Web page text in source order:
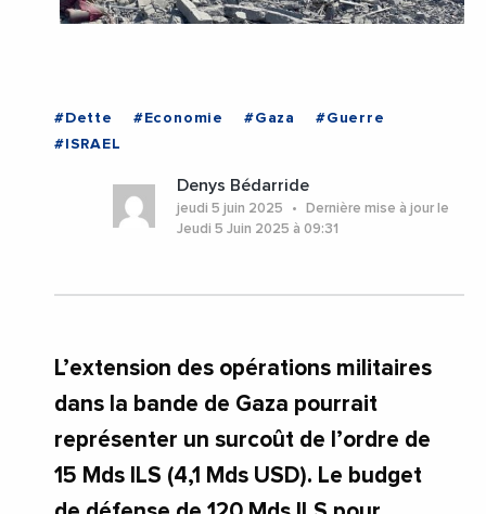
#Dette #Economie #Gaza
#Guerre
#ISRAEL
Denys Bédarride
jeudi 5 juin 2025
Dernière mise à jour le
Jeudi 5 Juin 2025 à 09:31
L’extension des opérations militaires
dans la bande de Gaza pourrait
représenter un surcoût de l’ordre de
15 Mds ILS (4,1 Mds USD). Le budget